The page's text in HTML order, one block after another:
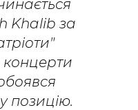
Khalib за
позицію.